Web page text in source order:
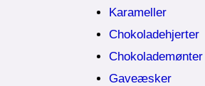
Karameller
Chokoladehjerter
Chokolademønter
Gaveæsker